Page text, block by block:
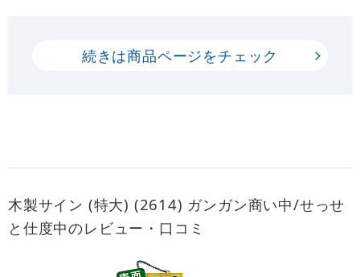
続きは商品ページをチェック
木製サイン (特大) (2614) ガンガン商い中/せっせ
と仕度中のレビュー・口コミ